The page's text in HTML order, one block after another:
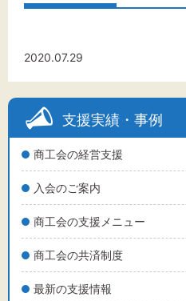
標準
支援実績・事例
商工会の経営支援
入会のご案内
商工会の支援メニュー
商工会の共済制度
最新の支援情報
2020.07.29